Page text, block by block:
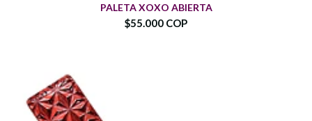
PALETA XOXO ABIERTA
$55.000 COP